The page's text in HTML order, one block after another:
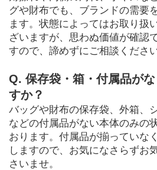
グや財布でも、ブランドの需要
ます。状態によってはお取り扱
ざいますが、思わぬ価値が確認
すので、諦めずにご相談ください
Q. 保存袋・箱・付属品が
すか？
バッグや財布の保存袋、外箱、
などの付属品がない本体のみの
おります。付属品が揃っていな
しますので、お気になさらずお
さいませ。